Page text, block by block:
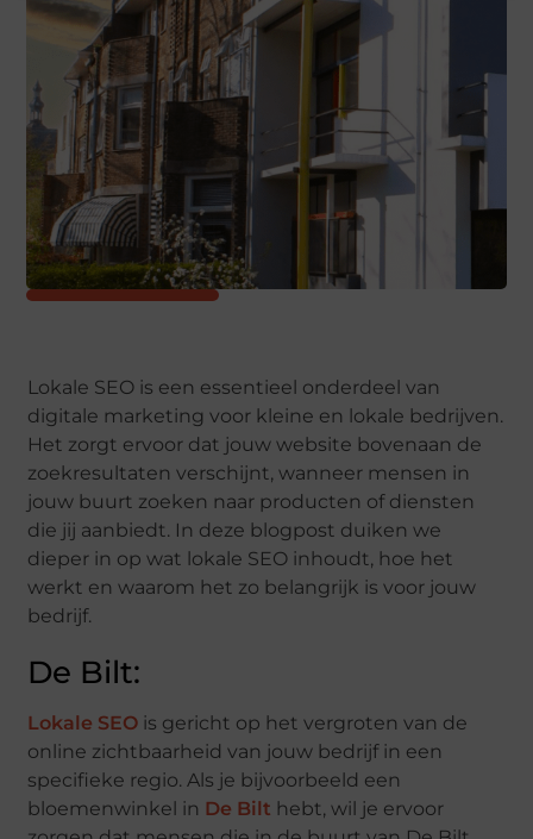
Lokale SEO is een essentieel onderdeel van
digitale marketing voor kleine en lokale bedrijven.
Het zorgt ervoor dat jouw website bovenaan de
zoekresultaten verschijnt, wanneer mensen in
jouw buurt zoeken naar producten of diensten
die jij aanbiedt. In deze blogpost duiken we
dieper in op wat lokale SEO inhoudt, hoe het
werkt en waarom het zo belangrijk is voor jouw
bedrijf.
De Bilt:
Lokale SEO is gericht op het vergroten van de
online zichtbaarheid van jouw bedrijf in een
specifieke regio. Als je bijvoorbeeld een
bloemenwinkel in De Bilt hebt, wil je ervoor